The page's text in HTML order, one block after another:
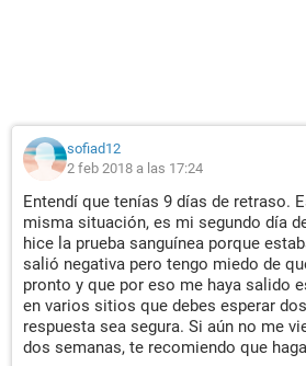
sofiad12
2 feb 2018 a las 17:24
Entendí que tenías 9 días de retraso.
misma situación, es mi segundo día
hice la prueba sanguínea porque
salió negativa pero tengo miedo de
pronto y que por eso me haya salido
en varios sitios que debes esperar
respuesta sea segura. Si aún no me
dos semanas, te recomiendo que